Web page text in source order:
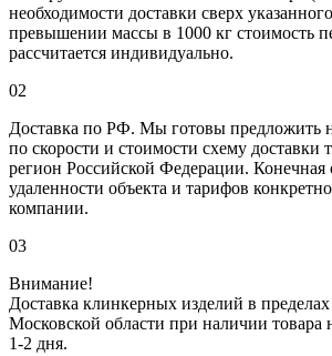
необходимости доставки сверх
превышении массы в 1000 кг стоимость
рассчитается индивидуально.
02
Доставка по РФ. Мы готовы предложить
по скорости и стоимости схему доставки
регион Российской Федерации. Конечная
удаленности объекта и тарифов
компании.
03
Внимание!
Доставка клинкерных изделий в
Московской области при наличии товара
1-2 дня.